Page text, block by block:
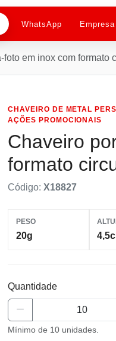
WhatsApp Empresa
foto em inox com formato
CHAVEIRO DE METAL
AÇÕES PROMOCIONAIS
Chaveiro
formato
Código: X18827
PESO
20g
Quantidade
Mínimo de 10 unidades.